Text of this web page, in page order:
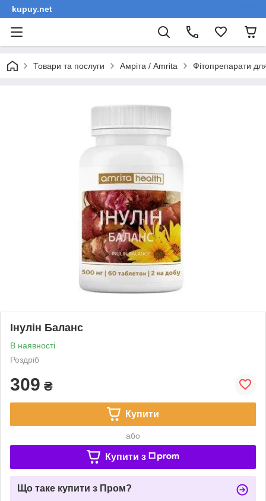
kupuy.net
Товари та послуги Амріта / Amrita Фітопрепарати
Інулін Баланс
В наявності
Роздріб
309 ₴
Купити
або
Купити з
Що таке купити з Пром?